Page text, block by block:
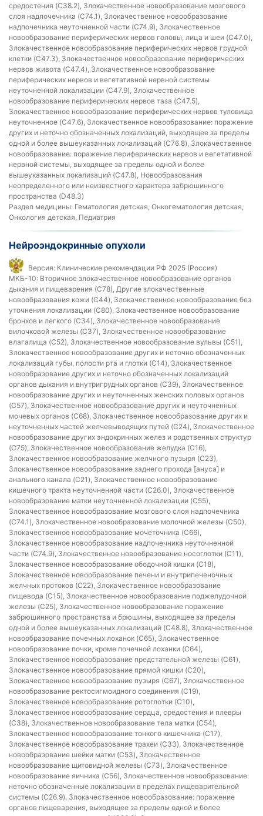
средостения (C38.2), Злокачественное новообразование мозгового
слоя надпочечника (C74.1), Злокачественное новообразование
надпочечника неуточненной части (C74.9), Злокачественное
новообразование периферических нервов головы, лица и шеи (C47.0),
Злокачественное новообразование периферических нервов грудной
клетки (C47.3), Злокачественное новообразование периферических
нервов живота (C47.4), Злокачественное новообразование
периферических нервов и вегетативной нервной системы
неуточненной локализации (C47.9), Злокачественное
новообразование периферических нервов таза (C47.5),
Злокачественное новообразование периферических нервов туловища
неуточненное (C47.6), Злокачественное новообразование: поражение
других и неточно обозначенных локализаций, выходящее за пределы
одной и более вышеуказанных локализаций (C76.8), Злокачественное
новообразование: поражение периферических нервов и вегетативной
нервной системы, выходящее за пределы одной и более
вышеуказанных локализаций (C47.8), Новообразования
неопределенного или неизвестного характера забрюшинного
пространства (D48.3)
Раздел медицины: Гематология детская, Онкогематология детская,
Онкология детская, Педиатрия
Нейроэндокринные опухоли
Версия: Клинические рекомендации РФ 2025 (Россия)
МКБ-10: Вторичное злокачественное новообразование органов
дыхания и пищеварения (C78), Другие злокачественные
новообразования кожи (C44), Злокачественное новообразование без
уточнения локализации (C80), Злокачественное новообразование
бронхов и легкого (C34), Злокачественное новообразование
вилочковой железы (C37), Злокачественное новообразование
влагалища (C52), Злокачественное новообразование вульвы (C51),
Злокачественное новообразование других и неточно обозначенных
локализаций губы, полости рта и глотки (C14), Злокачественное
новообразование других и неточно обозначенных локализаций
органов дыхания и внутригрудных органов (C39), Злокачественное
новообразование других и неуточненных женских половых органов
(C57), Злокачественное новообразование других и неуточненных
мочевых органов (C68), Злокачественное новообразование других и
неуточненных частей желчевыводящих путей (C24), Злокачественное
новообразование других эндокринных желез и родственных структур
(C75), Злокачественное новообразование желудка (C16),
Злокачественное новообразование желчного пузыря (C23),
Злокачественное новообразование заднего прохода [ануса] и
анального канала (C21), Злокачественное новообразование
кишечного тракта неуточненной части (C26.0), Злокачественное
новообразование матки неуточненной локализации (C55),
Злокачественное новообразование мозгового слоя надпочечника
(C74.1), Злокачественное новообразование молочной железы (C50),
Злокачественное новообразование мочеточника (C66),
Злокачественное новообразование надпочечника неуточненной
части (C74.9), Злокачественное новообразование носоглотки (C11),
Злокачественное новообразование ободочной кишки (C18),
Злокачественное новообразование печени и внутрипеченочных
желчных протоков (C22), Злокачественное новообразование
пищевода (C15), Злокачественное новообразование поджелудочной
железы (C25), Злокачественное новообразование поражение
забрюшинного пространства и брюшины, выходящее за пределы
одной и более вышеуказанных локализаций (C48.8), Злокачественное
новообразование почечных лоханок (C65), Злокачественное
новообразование почки, кроме почечной лоханки (C64),
Злокачественное новообразование предстательной железы (C61),
Злокачественное новообразование прямой кишки (C20),
Злокачественное новообразование пузыря (C67), Злокачественное
новообразование ректосигмоидного соединения (C19),
Злокачественное новообразование ротоглотки (C10),
Злокачественное новообразование сердца, средостения и плевры
(C38), Злокачественное новообразование тела матки (C54),
Злокачественное новообразование тонкого кишечника (C17),
Злокачественное новообразование трахеи (C33), Злокачественное
новообразование шейки матки (C53), Злокачественное
новообразование щитовидной железы (C73), Злокачественное
новообразование яичника (C56), Злокачественное новообразование:
неточно обозначенные локализации в пределах пищеварительной
системы (C26.9), Злокачественное новообразование: поражение
органов пищеварения, выходящее за пределы одной и более